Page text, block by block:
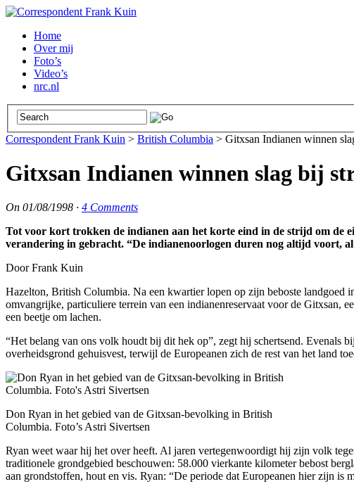
Home
Over mij
Foto’s
Video’s
nrc.nl
Correspondent Frank Kuin > British Columbia > Gitxsan Indianen winnen
Gitxsan Indianen winnen slag bij
On 01/08/1998 · 4 Comments
Tot voor kort trokken de indianen aan het korte eind in de strijd om de
verandering in gebracht. “De indianenoorlogen duren nog altijd voort,
Door Frank Kuin
Hazelton, British Columbia. Na een kwartier lopen op zijn beboste landgoed
omvangrijke, particuliere terrein van een indianenreservaat voor de Gitxsan,
een beetje om lachen.
“Het belang van ons volk houdt bij dit hek op”, zegt hij schertsend. Evenals
overheidsgrond gehuisvest, terwijl de Europeanen zich de rest van het land
Don Ryan in het gebied van de Gitxsan-bevolking in British
Columbia. Foto’s Astri Sivertsen
Ryan weet waar hij het over heeft. Al jaren vertegenwoordigt hij zijn volk
traditionele grondgebied beschouwen: 58.000 vierkante kilometer bebost
aan grondstoffen, hout en vis. Ryan: “De periode dat Europeanen hier zijn is